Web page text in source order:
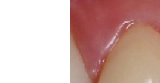
образование